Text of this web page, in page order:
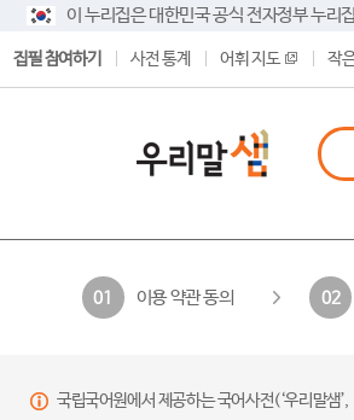
이 누리집은 대한민국 공식 전자정부 누리
집필 참여하기 사전 통계 어휘 지도 작
01 이용 약관 동의 02
국립국어원에서 제공하는 국어사전(‘우리말샘